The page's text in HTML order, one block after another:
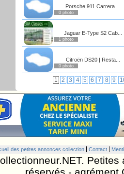
Porsche 911 Carrera ...
0 photo
Jaguar E-Type S2 Cab...
1 photo
Citroën DS20 | Resta...
0 photo
1 2 3 4 5 6 7 8 9
des petites annonces collection Contact